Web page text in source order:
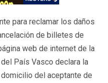
para reclamar los daños
de billetes de
web de internet de la
País Vasco declara la
del aceptante de